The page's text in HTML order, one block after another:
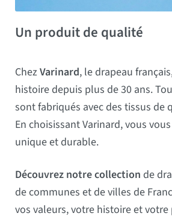
Un produit de qualité
ChezVarinard, le drapeau
histoire depuis plus de 30 ans.
sont fabriqués avec des tissus de
En choisissant Varinard, vous
unique et durable.
Découvrez notre collection de
de communes et de villes de
vos valeurs, votre histoire et